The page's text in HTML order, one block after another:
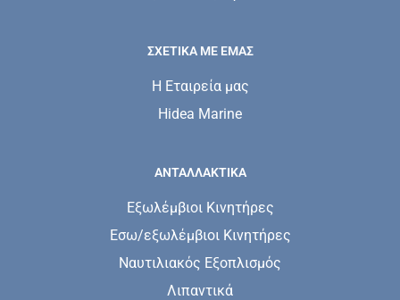
ΣΧΕΤΙΚΆ ΜΕ ΕΜΆΣ
Η Εταιρεία μας
Hidea Marine
ΑΝΤΑΛΛΑΚΤΙΚΑ
Εξωλέμβιοι Κινητήρες
Εσω/εξωλέμβιοι Κινητήρες
Ναυτιλιακός Εξοπλισμός
Λιπαντικά